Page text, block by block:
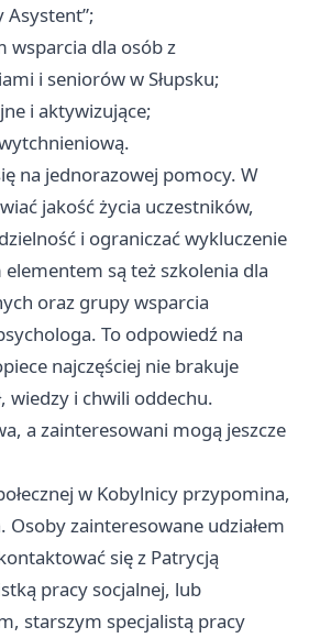
Asystent”;
wsparcia dla osób z
i seniorów w Słupsku;
i aktywizujące;
na jednorazowej pomocy. W
jakość życia uczestników,
i ograniczać wykluczenie
elementem są też szkolenia dla
oraz grupy wsparcia
To odpowiedź na
najczęściej nie brakuje
wiedzy i chwili oddechu.
a zainteresowani mogą jeszcze
w Kobylnicy przypomina,
zainteresowane udziałem
się z Patrycją
pracy socjalnej, lub
starszym specjalistą pracy